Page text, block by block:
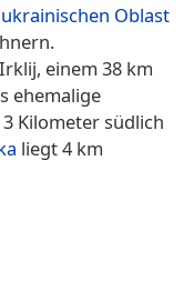
ukrainischen Oblast
einem 38 km
ehemalige
Kilometer südlich
liegt 4 km